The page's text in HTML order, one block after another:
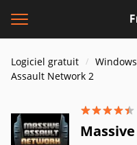
Logiciel gratuit Windows
Assault Network 2